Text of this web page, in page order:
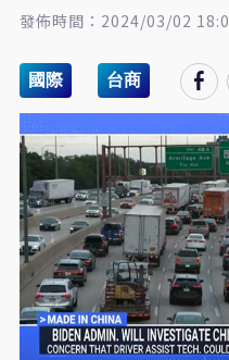
發佈時間：2024/03/02
國際 台商